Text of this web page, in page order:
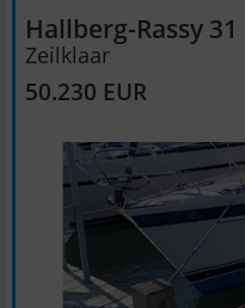
Hallberg-Rassy
Zeilklaar
50.230 EUR